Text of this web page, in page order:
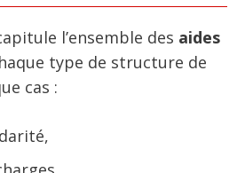
l’ensemble des aides
type de structure de
cas :